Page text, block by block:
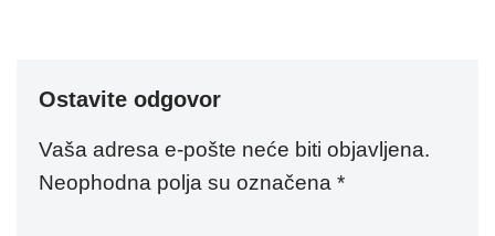
Ostavite odgovor
Vaša adresa e-pošte neće biti objavljena.
Neophodna polja su označena *